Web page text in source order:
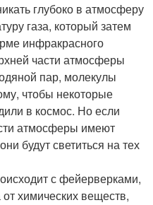
глубоко в атмосферу
газа, который затем
инфракрасного
части атмосферы
пар, молекулы
чтобы некоторые
в космос. Но если
атмосферы имеют
будут светиться на тех
с фейерверками,
химических веществ,